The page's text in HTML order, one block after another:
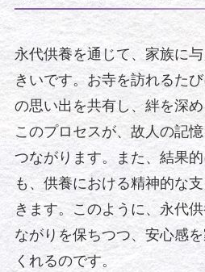
永代供養を通じて、家族に
きいです。お寺を訪れるた
の思い出を共有し、絆を深
このプロセスが、故人の記
つながります。また、結果
も、供養における精神的な
きます。このように、永代
ながりを保ちつつ、安心感
くれるのです。